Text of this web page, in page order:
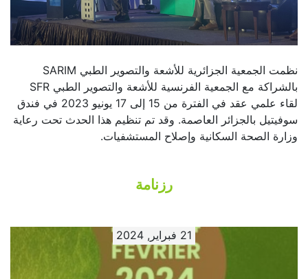
نظمت الجمعية الجزائرية للأشعة والتصوير الطبي SARIM
بالشراكة مع الجمعية الفرنسية للأشعة والتصوير الطبي SFR
لقاء علمي عقد في الفترة من 15 إلى 17 يونيو 2023 في فندق
سوفيتيل بالجزائر العاصمة. وقد تم تنظيم هذا الحدث تحت رعاية
وزارة الصحة السكانية وإصلاح المستشفيات.
رزنامة
21 فبراير, 2024